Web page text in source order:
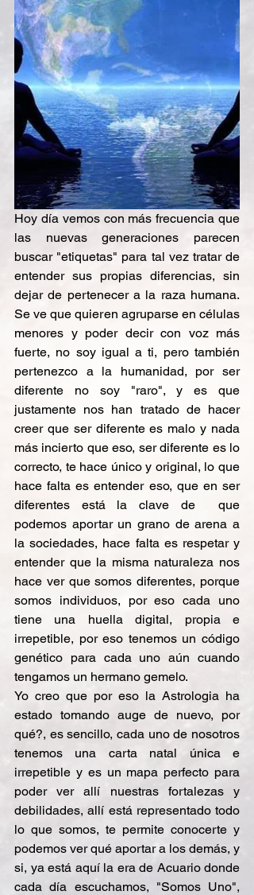
Hoy día vemos con más frecuencia que
las nuevas generaciones parecen
buscar "etiquetas" para tal vez tratar de
entender sus propias diferencias, sin
dejar de pertenecer a la raza humana.
Se ve que quieren agruparse en células
menores y poder decir con voz más
fuerte, no soy igual a ti, pero también
pertenezco a la humanidad, por ser
diferente no soy "raro", y es que
justamente nos han tratado de hacer
creer que ser diferente es malo y nada
más incierto que eso, ser diferente es lo
correcto, te hace único y original, lo que
hace falta es entender eso, que en ser
diferentes está la clave de  que
podemos aportar un grano de arena a
la sociedades, hace falta es respetar y
entender que la misma naturaleza nos
hace ver que somos diferentes, porque
somos individuos, por eso cada uno
tiene una huella digital, propia e
irrepetible, por eso tenemos un código
genético para cada uno aún cuando
tengamos un hermano gemelo.
Yo creo que por eso la Astrologia ha
estado tomando auge de nuevo, por
qué?, es sencillo, cada uno de nosotros
tenemos una carta natal única e
irrepetible y es un mapa perfecto para
poder ver allí nuestras fortalezas y
debilidades, allí está representado todo
lo que somos, te permite conocerte y
podemos ver qué aportar a los demás, y
si, ya está aquí la era de Acuario donde
cada día escuchamos, "Somos Uno",